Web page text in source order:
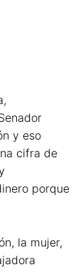
y eso
cifra de
porque
la mujer,